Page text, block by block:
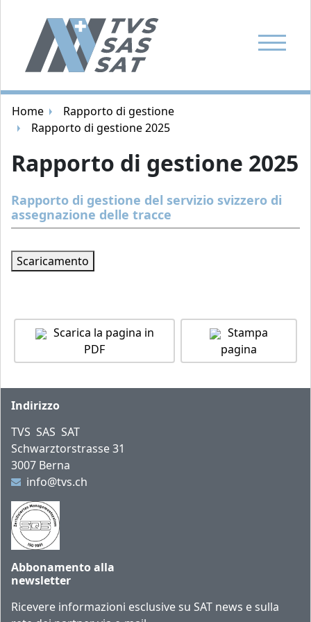
Mostra la
Home
Rapporto di gestione
Rapporto di gestione 2025
Rapporto di gestione 2025
Rapporto di gestione del servizio svizzero di
assegnazione delle tracce
Scaricamento
Scarica la pagina in
PDF
Stampa
pagina
Piè di pagina
Indirizzo
TVS SAS SAT
Schwarztorstrasse 31
3007 Berna
info@tvs.ch
Abbonamento alla
newsletter
Ricevere informazioni esclusive su SAT news e sulla